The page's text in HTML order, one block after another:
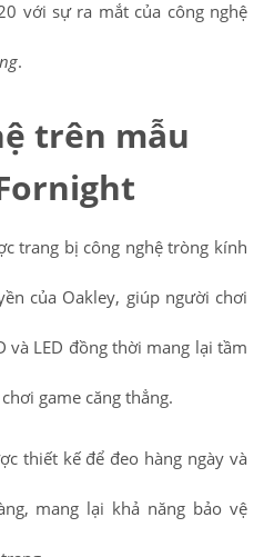
với sự ra mắt của công nghệ
.
trên mẫu
trang bị công nghệ tròng kính
của Oakley, giúp người chơi
và LED đồng thời mang lại tầm
game căng thẳng.
thiết kế để đeo hàng ngày và
mang lại khả năng bảo vệ